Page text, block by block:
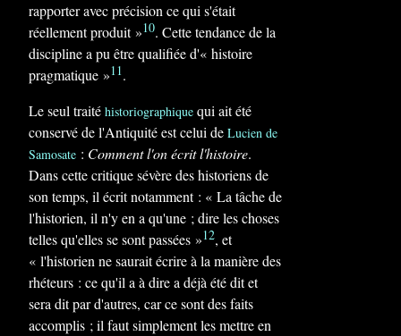
rapporter avec précision ce qui s'était
réellement produit »10. Cette tendance de la
discipline a pu être qualifiée d'« histoire
pragmatique »11.
Le seul traité historiographique qui ait été
conservé de l'Antiquité est celui de Lucien de
Samosate : Comment l'on écrit l'histoire.
Dans cette critique sévère des historiens de
son temps, il écrit notamment : « La tâche de
l'historien, il n'y en a qu'une ; dire les choses
telles qu'elles se sont passées »12, et
« l'historien ne saurait écrire à la manière des
rhéteurs : ce qu'il a à dire a déjà été dit et
sera dit par d'autres, car ce sont des faits
accomplis ; il faut simplement les mettre en